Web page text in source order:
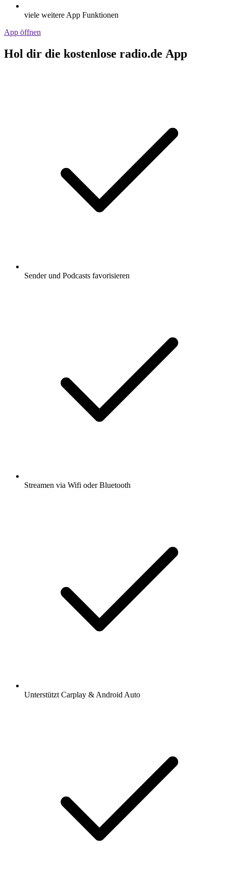
viele weitere App Funktionen
App öffnen
Hol dir die kostenlose radio.de App
Sender und Podcasts favorisieren
Streamen via Wifi oder Bluetooth
Unterstützt Carplay & Android Auto